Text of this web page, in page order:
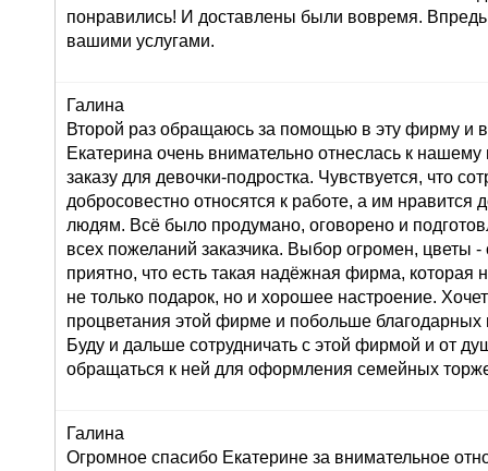
понравились! И доставлены были вовремя. Впредь
вашими услугами.
Галина
Второй раз обращаюсь за помощью в эту фирму и
Екатерина очень внимательно отнеслась к
заказу для девочки-подростка. Чувствуется, что
добросовестно относятся к работе, а им нравится
людям. Всё было продумано, оговорено и
всех пожеланий заказчика. Выбор огромен, цветы
приятно, что есть такая надёжная фирма, которая
не только подарок, но и хорошее настроение.
процветания этой фирме и побольше благодарных
Буду и дальше сотрудничать с этой фирмой и от
обращаться к ней для оформления семейных
Галина
Огромное спасибо Екатерине за внимательное